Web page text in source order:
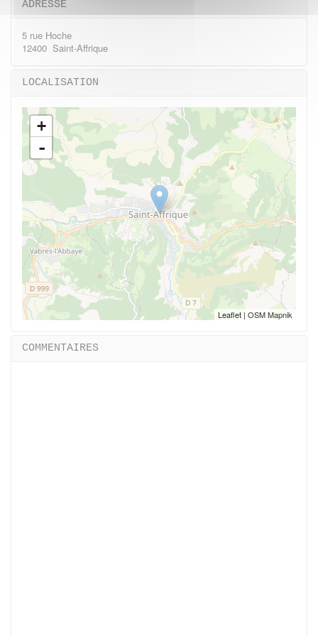
ADRESSE
5 rue Hoche
12400 Saint-Affrique
LOCALISATION
+
-
Leaflet | OSM Mapnik
COMMENTAIRES